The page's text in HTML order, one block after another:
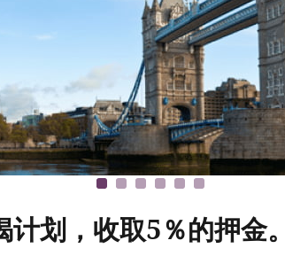
划，收取5％的押金。